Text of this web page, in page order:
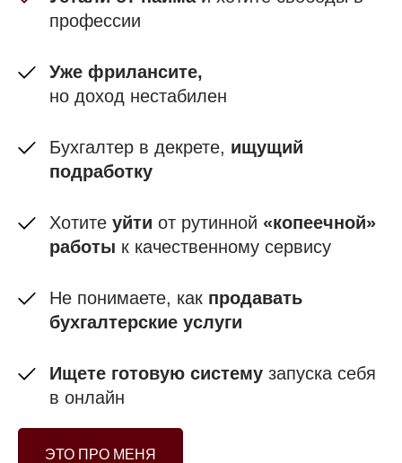
профессии
Уже фрилансите,
но доход нестабилен
Бухгалтер в декрете, ищущий
подработку
Хотите уйти от рутинной «копеечной»
работы к качественному сервису
Не понимаете, как продавать
бухгалтерские услуги
Ищете готовую систему запуска себя
в онлайн
ЭТО ПРО МЕНЯ